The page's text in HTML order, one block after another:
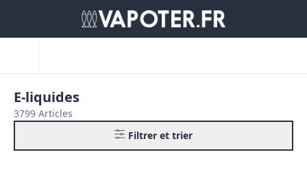
E-liquides
3799 Articles
Filtrer et trier